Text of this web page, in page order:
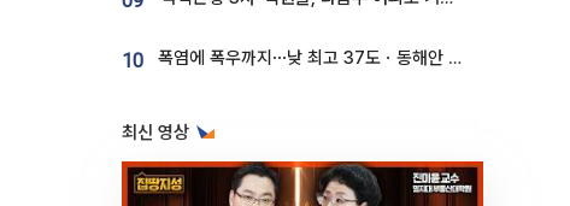
10 폭염에 폭우까지⋯낮 최고 37도ㆍ동해안 강한 비 [날씨]
최신 영상